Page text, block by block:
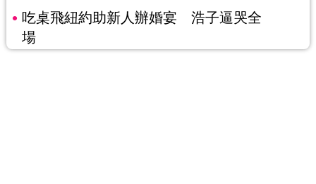
吃桌飛紐約助新人辦婚宴 浩子逼哭全
場